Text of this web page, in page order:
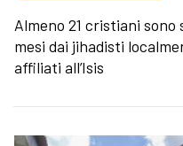
Almeno 21 cristiani
mesi dai jihadisti
affiliati all’Isis